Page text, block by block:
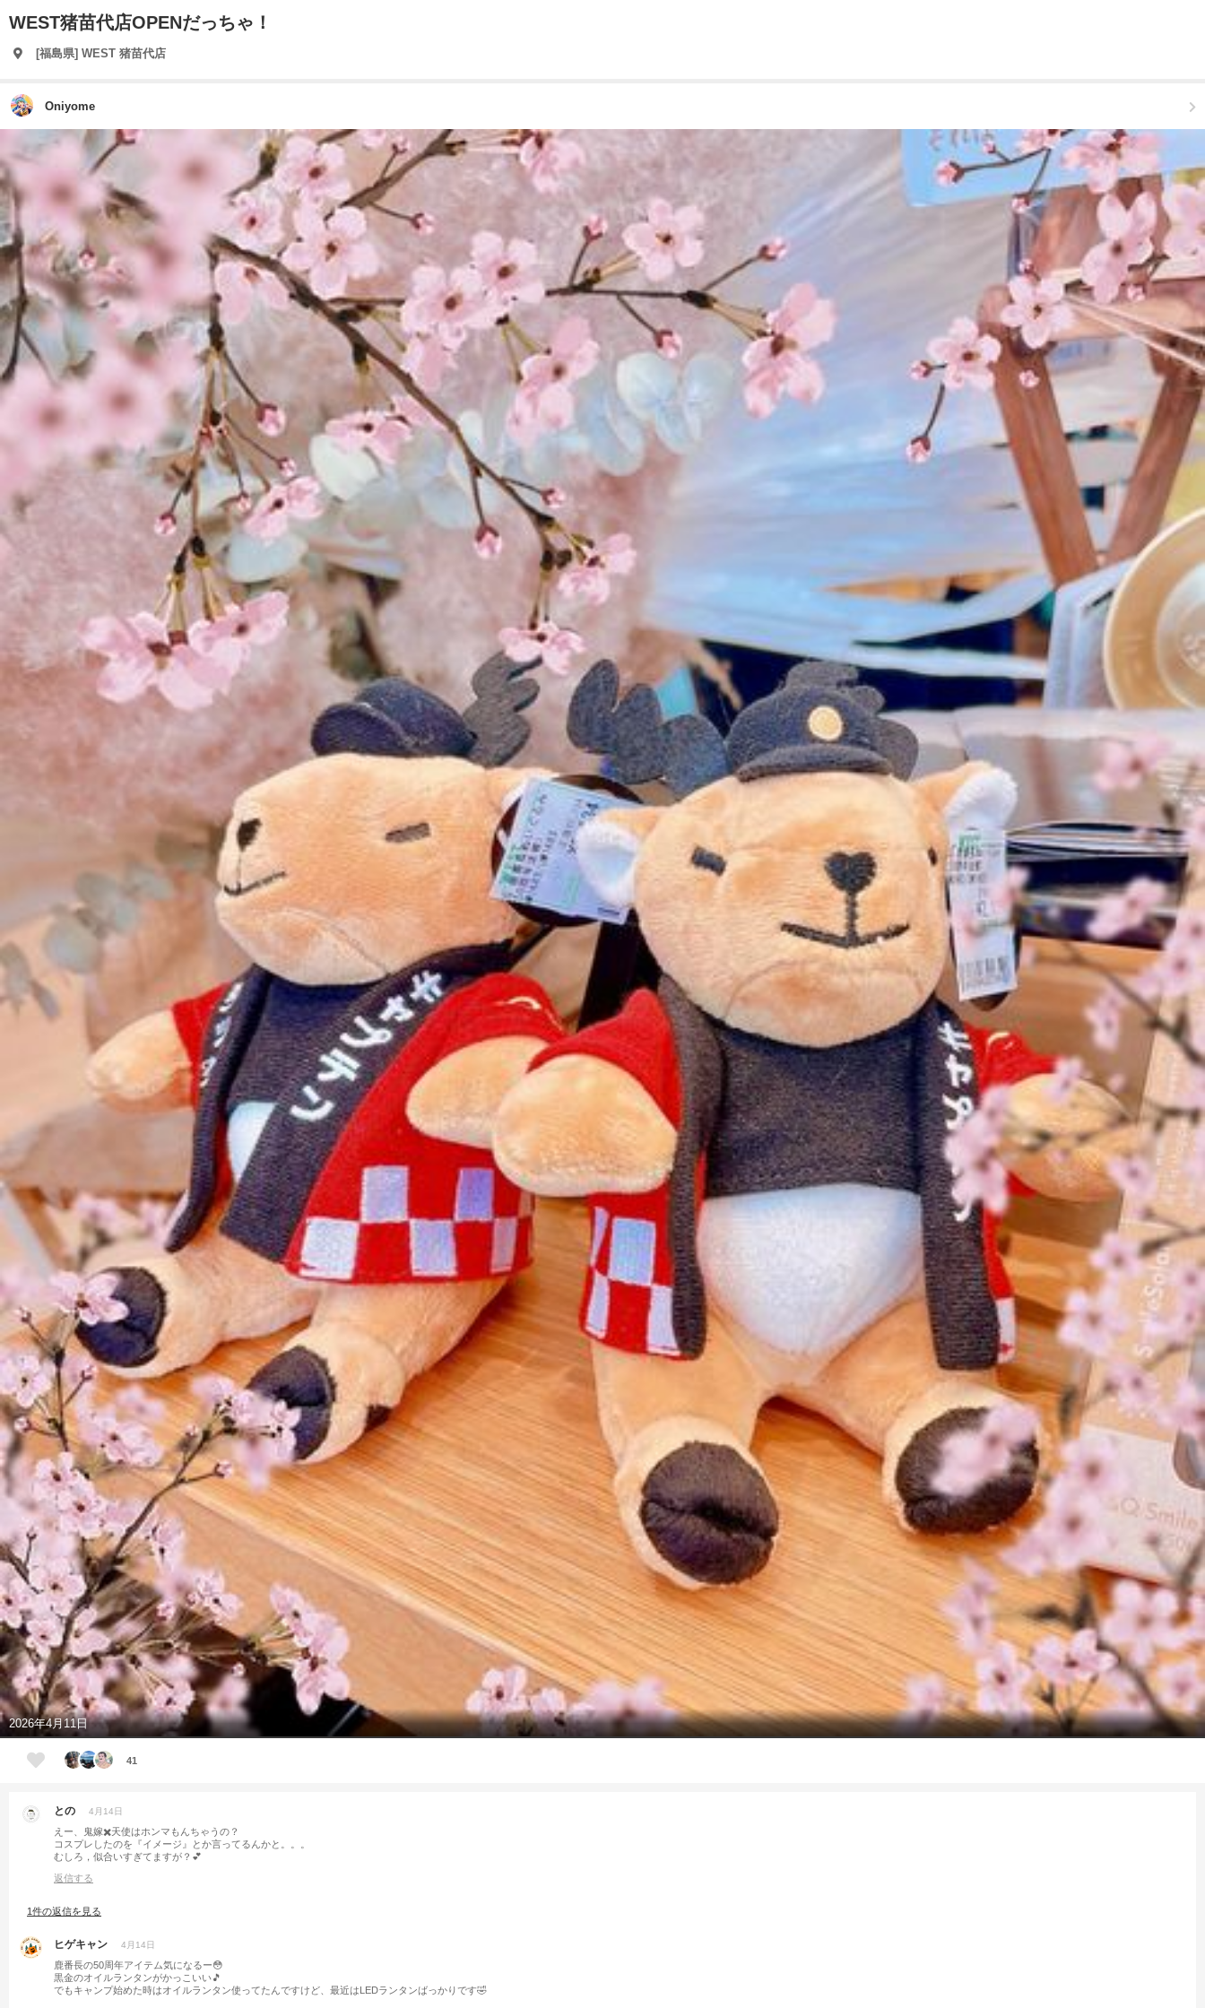
WEST猪苗代店OPENだっちゃ！
[福島県] WEST 猪苗代店
Oniyome
2026年4月11日
41
との 4月14日
えー、鬼嫁✖️天使はホンマもんちゃうの？
コスプレしたのを『イメージ』とか言ってるんかと。。。
むしろ，似合いすぎてますが？💕
返信する
1件の返信を見る
ヒゲキャン 4月14日
鹿番長の50周年アイテム気になるー😳
黒金のオイルランタンがかっこいい🎵
でもキャンプ始めた時はオイルランタン使ってたんですけど、最近はLEDランタンばっかりです🤣